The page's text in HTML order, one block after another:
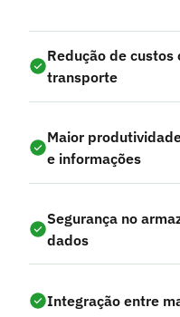
Redução de
transporte
Maior
e informações
Segurança no
dados
Integração entre